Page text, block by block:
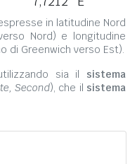
in latitudine Nord
Nord) e longitudine
di Greenwich verso Est).
sia il sistema
Second), che il sistema